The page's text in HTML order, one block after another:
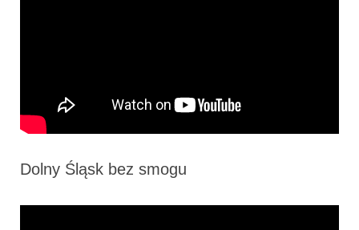
Dolny Śląsk bez smogu